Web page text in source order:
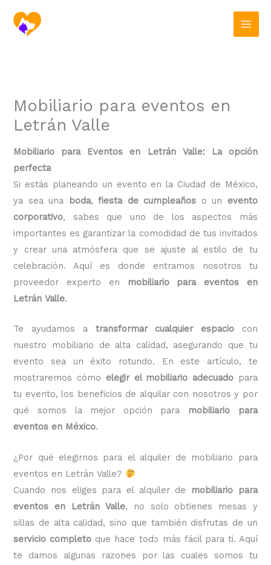
contenido
Mobiliario para eventos en
Letrán Valle
Mobiliario para Eventos en Letrán Valle: La opción
perfecta
Si estás planeando un evento en la Ciudad de México,
ya sea una
boda,fiesta de cumpleaños o un evento
corporativo, sabes que uno de los aspectos más
importantes es garantizar la comodidad de tus invitados
y crear una atmósfera que se ajuste al estilo de tu
celebración. Aquí es donde entramos nosotros tu
proveedor experto en
mobiliario para eventos en
Letrán Valle.
Te ayudamos a transformar cualquier espaciocon
nuestro mobiliario de alta calidad, asegurando que tu
evento sea un éxito rotundo. En este artículo, te
mostraremos cómo elegir el mobiliario adecuadopara
tu evento, los beneficios de alquilar con nosotros y por
qué somos la mejor opción para
mobiliario para
eventos en México.
¿Por qué elegirnos para el alquiler de mobiliario para
eventos en Letrán Valle?
Cuando nos eliges para el alquiler de
mobiliario para
eventos en Letrán Valle, no solo obtienes mesas y
sillas de alta calidad, sino que también disfrutas de un
servicio completo que hace todo más fácil para ti. Aquí
te damos algunas razones por las cuales somos tu